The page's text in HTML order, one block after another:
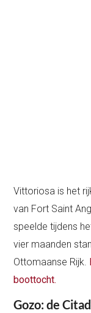
Vittoriosa is het
van Fort Saint
speelde tijdens
vier maanden
Ottomaanse Rijk.
boottocht.
Gozo: de